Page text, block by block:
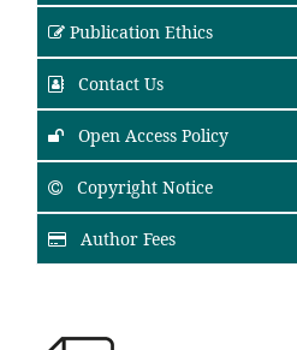
Publication Ethics
Contact Us
Open Access Policy
Copyright Notice
Author Fees